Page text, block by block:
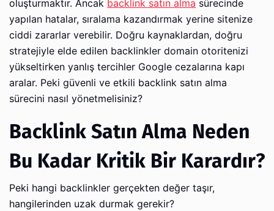
oluşturmaktır. Ancak backlink satın alma sürecinde
yapılan hatalar, sıralama kazandırmak yerine sitenize
ciddi zararlar verebilir. Doğru kaynaklardan, doğru
stratejiyle elde edilen backlinkler domain otoritenizi
yükseltirken yanlış tercihler Google cezalarına kapı
aralar. Peki güvenli ve etkili backlink satın alma
sürecini nasıl yönetmelisiniz?
Backlink Satın Alma Neden
Bu Kadar Kritik Bir Karardır?
Peki hangi backlinkler gerçekten değer taşır,
hangilerinden uzak durmak gerekir?